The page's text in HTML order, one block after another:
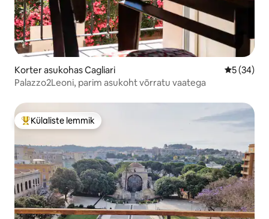
Korter asukohas Cagliari Keskmine
5 (34)
Palazzo2Leoni, parim asukoht võrratu vaatega
Külaliste suur lemmik
Külaliste lemmik